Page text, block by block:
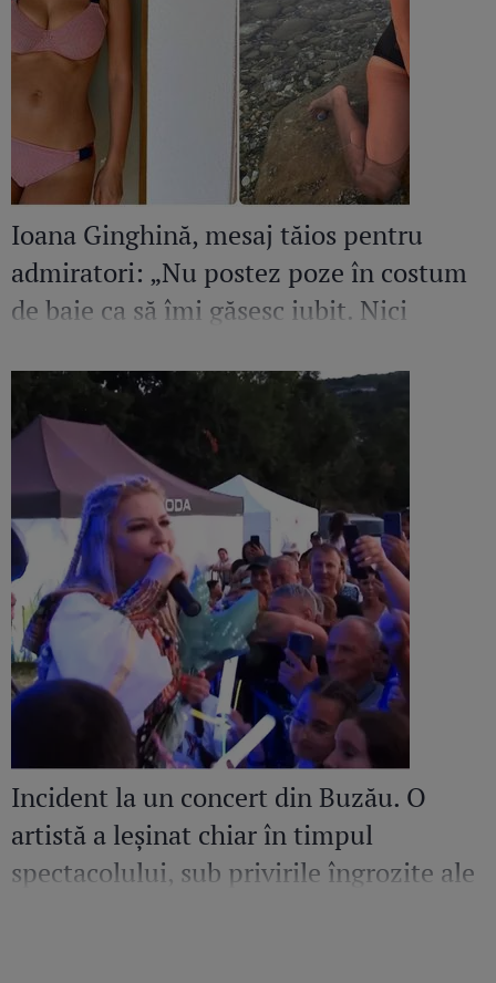
Ioana Ginghină, mesaj tăios pentru
admiratori: „Nu postez poze în costum
de baie ca să îmi găsesc iubit. Nici
Incident la un concert din Buzău. O
artistă a leșinat chiar în timpul
spectacolului, sub privirile îngrozite ale